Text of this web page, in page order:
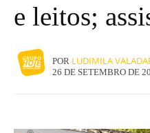
e leitos;
POR LUDIMILA
26 DE SETEMBRO DE